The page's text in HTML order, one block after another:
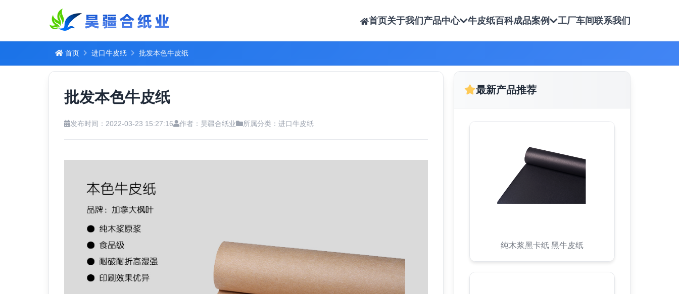
首页关于我们 产品中心 牛皮纸百科成品案例 工厂车间联系我们
首页 进口牛皮纸 批发本色牛皮纸
批发本色牛皮纸
发布时间：2022-03-23 15:27:16 作者：昊疆合纸业 所属分类： 进口牛皮纸
最新产品推荐
纯木浆黑卡纸 黑牛皮纸